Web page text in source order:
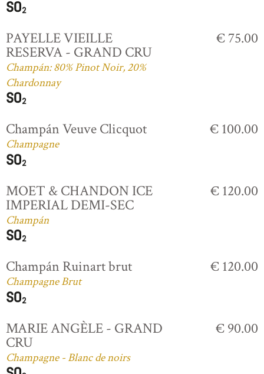
PAYELLE VIEILLE
RESERVA - GRAND CRU
Champán: 80% Pinot Noir, 20%
Chardonnay
€ 75.00
Champán Veuve Clicquot
Champagne
€ 100.00
MOET & CHANDON ICE
IMPERIAL DEMI-SEC
Champán
€ 120.00
Champán Ruinart brut
Champagne Brut
€ 120.00
MARIE ANGÈLE - GRAND
CRU
Champagne - Blanc de noirs
€ 90.00